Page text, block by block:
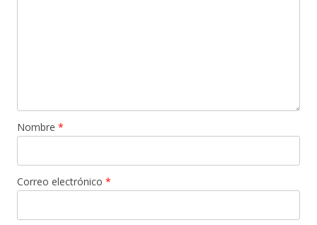
Nombre *
Correo electrónico *